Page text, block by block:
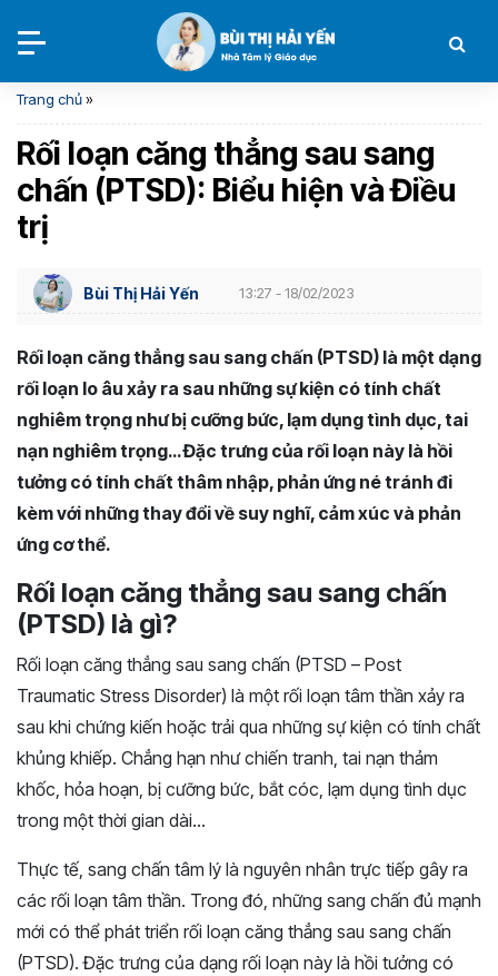
Trang chủ»
Rối loạn căng thẳng sau sang
chấn (PTSD): Biểu hiện và Điều
trị
Bùi Thị Hải Yến 13:27 - 18/02/2023
Rối loạn căng thẳng sau sang chấn (PTSD) là một dạng
rối loạn lo âu xảy ra sau những sự kiện có tính chất
nghiêm trọng như bị cưỡng bức, lạm dụng tình dục, tai
nạn nghiêm trọng… Đặc trưng của rối loạn này là hồi
tưởng có tính chất thâm nhập, phản ứng né tránh đi
kèm với những thay đổi về suy nghĩ, cảm xúc và phản
ứng cơ thể.
Rối loạn căng thẳng sau sang chấn
(PTSD) là gì?
Rối loạn căng thẳng sau sang chấn (PTSD – Post
Traumatic Stress Disorder) là một rối loạn tâm thần xảy ra
sau khi chứng kiến hoặc trải qua những sự kiện có tính chất
khủng khiếp. Chẳng hạn như chiến tranh, tai nạn thảm
khốc, hỏa hoạn, bị cưỡng bức, bắt cóc, lạm dụng tình dục
trong một thời gian dài…
Thực tế, sang chấn tâm lý là nguyên nhân trực tiếp gây ra
các rối loạn tâm thần. Trong đó, những sang chấn đủ mạnh
mới có thể phát triển rối loạn căng thẳng sau sang chấn
(PTSD). Đặc trưng của dạng rối loạn này là hồi tưởng có